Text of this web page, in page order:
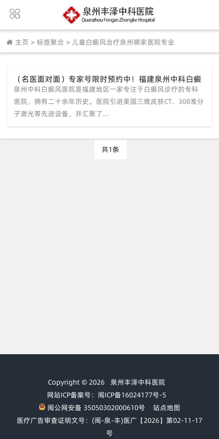
主页 > 标签聚合 > 儿童白癜风治疗泉州哪家医院专业
（名医面对面）专家号限时预约中！福建泉州中科白癜
风医院为您定制专属祛白方案
泉州中科白癜风医院是福建地区一家专注于白癜风诊疗的专科
医院，拥有二十余年历史。医院引进美国三维皮肤CT、308准分
子激光等先进设备，并汇聚了...
共1条
Copyright © 2026 泉州丰泽中科医院
网站ICP备案号：闽ICP备16024177号-5
闽公网安备 35050302000610号
站点地图
医疗广告审查证明文号：(闽-泉-丰)医广【2026】第02-11-17
号